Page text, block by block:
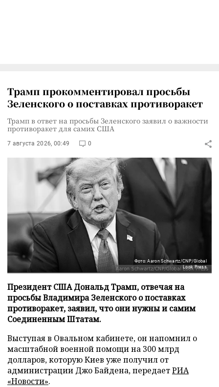
Трамп прокомментировал просьбы
Зеленского о поставках противоракет
Трамп в ответ на просьбы Зеленского заявил о важности
противоракет для самих США
7 августа 2026, 00:49 0
Фото: Aaron Schwartz/CNP/Global
Look Press
Президент США Дональд Трамп, отвечая на
просьбы Владимира Зеленского о поставках
противоракет, заявил, что они нужны и самим
Соединенным Штатам.
Выступая в Овальном кабинете, он напомнил о
масштабной военной помощи на 300 млрд
долларов, которую Киев уже получил от
администрации Джо Байдена, передаетРИА
«Новости».